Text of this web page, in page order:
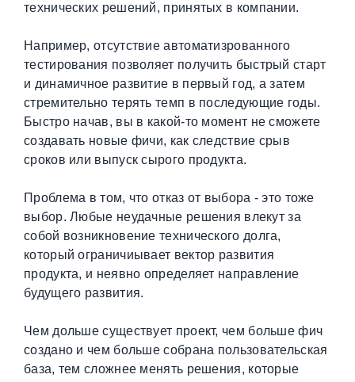
технических решений, принятых в компании.
Например, отсутствие автоматизрованного
тестирования позволяет получить быстрый старт
и динамичное развитие в первый год, а затем
стремительно терять темп в последующие годы.
Быстро начав, вы в какой-то момент не сможете
создавать новые фичи, как следствие срыв
сроков или выпуск сырого продукта.
Проблема в том, что отказ от выбора - это тоже
выбор. Любые неудачные решения влекут за
собой возникновение технического долга,
который ограничиывает вектор развития
продукта, и неявно определяет направление
будущего развития.
Чем дольше существует проект, чем больше фич
создано и чем больше собрана пользовательская
база, тем сложнее менять решения, которые